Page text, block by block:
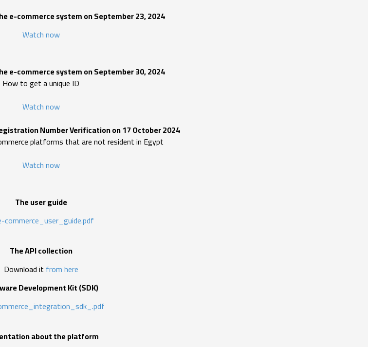
e-commerce system on September 23, 2024
Watch now
e-commerce system on September 30, 2024
How to get a unique ID
Watch now
Number Verification on 17 October 2024
platforms that are not resident in Egypt
Watch now
The user guide
commerce_user_guide.pdf
The API collection
Download it from here
Development Kit (SDK)
about the platform